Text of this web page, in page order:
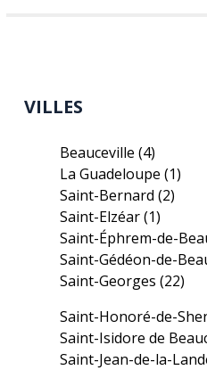
VILLES
Beauceville(4)
La Guadeloupe(1)
Saint-Bernard(2)
Saint-Elzéar(1)
Saint-Éphrem-de-
Saint-Gédéon-de-
Saint-Georges(22)
Saint-Honoré-de-
Saint-Isidore de
Saint-Jean-de-la-